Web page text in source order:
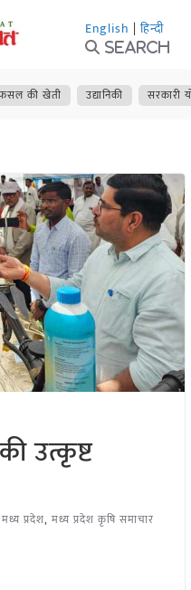
English | हिन्दी
Search
की खेती उद्यानिकी सरकारी
उत्कृष्ट
मध्य प्रदेश, मध्य प्रदेश कृषि समाचार